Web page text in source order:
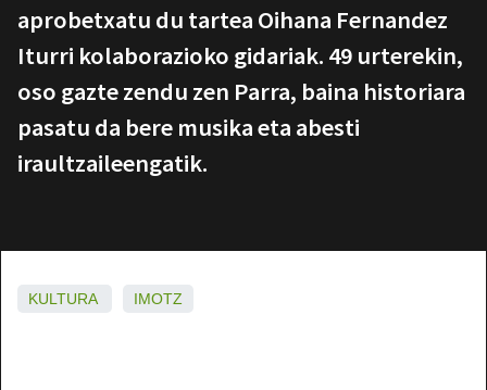
aprobetxatu du tartea Oihana Fernandez
Iturri kolaborazioko gidariak. 49 urterekin,
oso gazte zendu zen Parra, baina historiara
pasatu da bere musika eta abesti
iraultzaileengatik.
KULTURA IMOTZ